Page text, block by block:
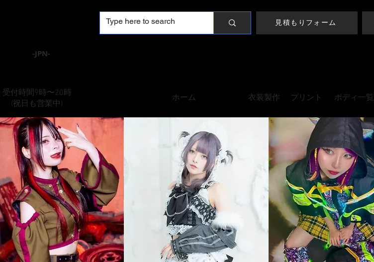
​-JPN-
受付時間9時〜20時
(祝日も営業中)
見積もりフォーム
​ホーム ​衣装製作 ​プリント ボディ一覧